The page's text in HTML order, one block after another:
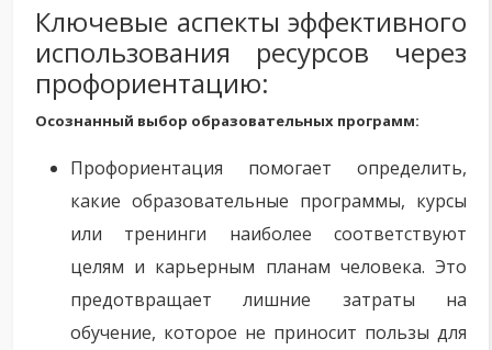
Ключевые аспекты эффективного
использования ресурсов через
профориентацию:
Осознанный выбор образовательных программ:
Профориентация помогает определить,
какие образовательные программы, курсы
или тренинги наиболее соответствуют
целям и карьерным планам человека. Это
предотвращает лишние затраты на
обучение, которое не приносит пользы для